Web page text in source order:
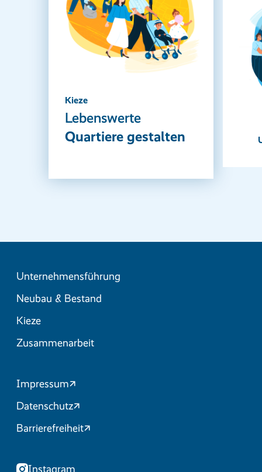
Kieze
Lebenswerte
Quartiere gestalten
Unternehmensführung
Neubau & Bestand
Kieze
Zusammenarbeit
Impressum
Datenschutz
Barrierefreiheit
Instagram